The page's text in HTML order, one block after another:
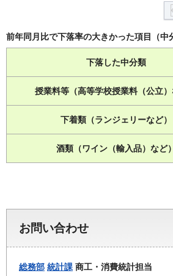
前年同月比で下落率の大きかった項目（中
下落した中分類
授業料等（高等学校授業料（公立）
下着類（ランジェリーなど）
酒類（ワイン（輸入品）など）
お問い合わせ
総務部 統計課 商工・消費統計担当